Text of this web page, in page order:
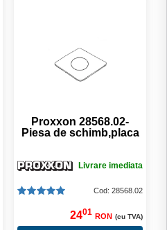
Proxxon 28568.02-
Piesa de schimb,placa
Livrare imediata
Cod: 28568.02
2401 RON (cu TVA)